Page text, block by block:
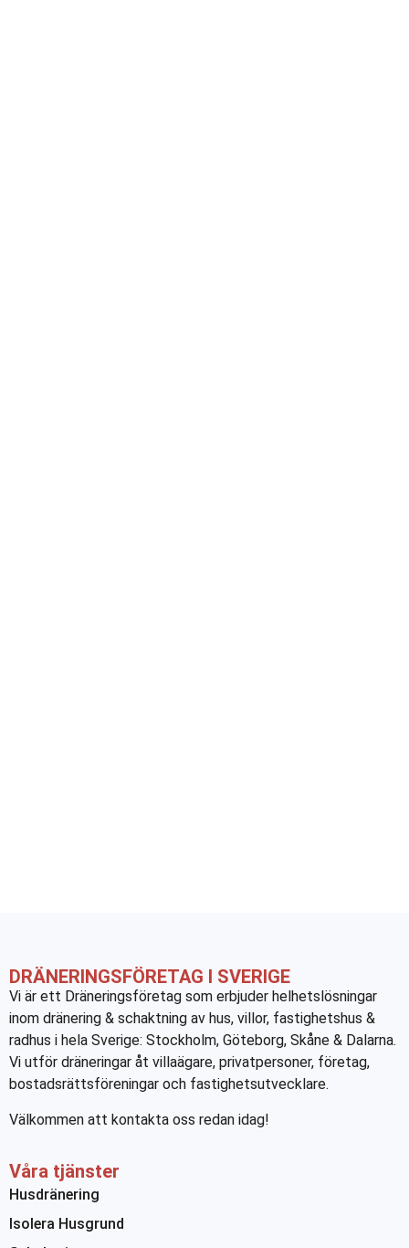
DRÄNERINGSFÖRETAG I SVERIGE
Vi är ett Dräneringsföretag som erbjuder helhetslösningar
inom dränering & schaktning av hus, villor, fastighetshus &
radhus i hela Sverige: Stockholm, Göteborg, Skåne & Dalarna.
Vi utför dräneringar åt villaägare, privatpersoner, företag,
bostadsrättsföreningar och fastighetsutvecklare.
Välkommen att kontakta oss redan idag!
Våra tjänster
Husdränering
Isolera Husgrund